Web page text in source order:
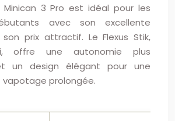
Minican 3 Pro est idéal pour les
avec son excellente
prix attractif. Le Flexus Stik,
offre une autonomie plus
un design élégant pour une
vapotage prolongée.